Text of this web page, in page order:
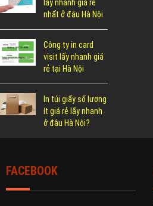
lấy nhanh giá rẻ
nhất ở đâu Hà Nội
Công ty in card
visit lấy nhanh giá
rẻ tại Hà Nội
In túi giấy số lượng
ít giá rẻ lấy nhanh
ở đâu Hà Nội?
FACEBOOK